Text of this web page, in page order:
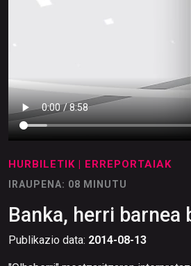
HURBILETIK | ERREPORTAIAK
IRAUPENA: 08 MINUTU
Banka, herri barnea
Publikazio data: 2014-08-13